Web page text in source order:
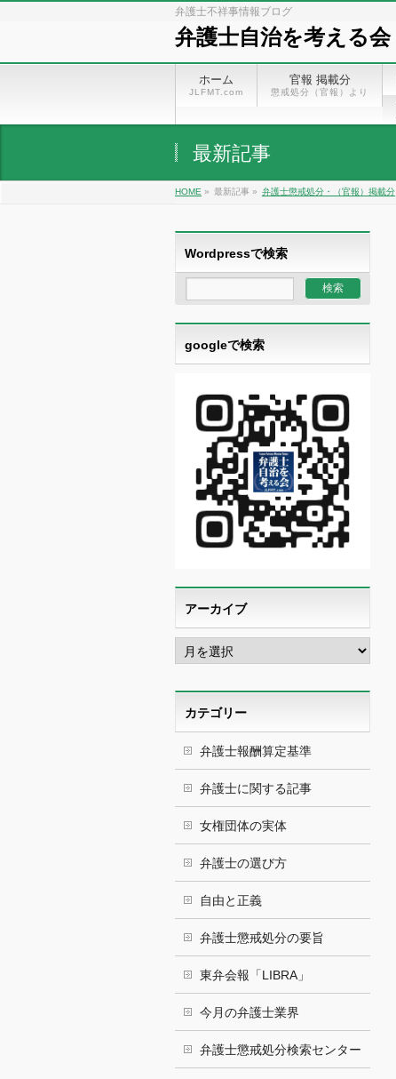
弁護士不祥事情報ブログ
弁護士自治を考える会
ホーム
JLFMT.com
官報 掲載分
懲戒処分（官報）より
最新記事
HOME » 最新記事 » 弁護士懲戒処分・（官報）掲載分
Wordpressで検索
googleで検索
アーカイブ
ア
ー
イ
ブカテゴリー
弁護士報酬算定基準
弁護士に関する記事
女権団体の実体
弁護士の選び方
自由と正義
弁護士懲戒処分の要旨
東弁会報「LIBRA」
今月の弁護士業界
弁護士懲戒処分検索センター